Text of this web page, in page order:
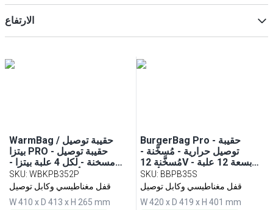
الارتفاع
WarmBag / حقيبة توصيل
بيتزا PRO - حقيبة توصيل
مسخنة - لكل 4 علبة بيتزا -
35x35 cm - أحمر
SKU: WBKPB352P
قفل مغناطيسي وكابل توصيل
W 410 x D 413 x H 265 mm
BurgerBag Pro - حقيبة
توصيل حرارية - مُسخَّنة -
مُسخَّنة 12V - بسعة 12 علبة
برجر - أسود
SKU: BBPB35S
قفل مغناطيسي وكابل توصيل
W 420 x D 419 x H 401 mm